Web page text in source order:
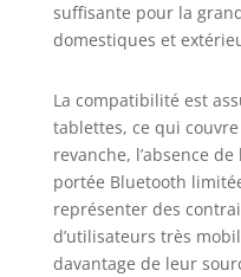
suffisante pour la
domestiques et
La compatibilité est
tablettes, ce qui couvre
revanche, l’absence
portée Bluetooth
représenter des
d’utilisateurs très
davantage de leur